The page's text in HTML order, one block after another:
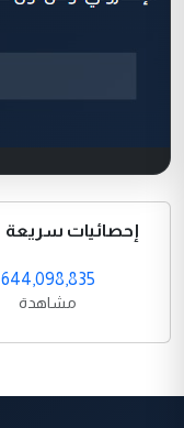
إحصائيات سريعة
644,098,835
مشاهدة